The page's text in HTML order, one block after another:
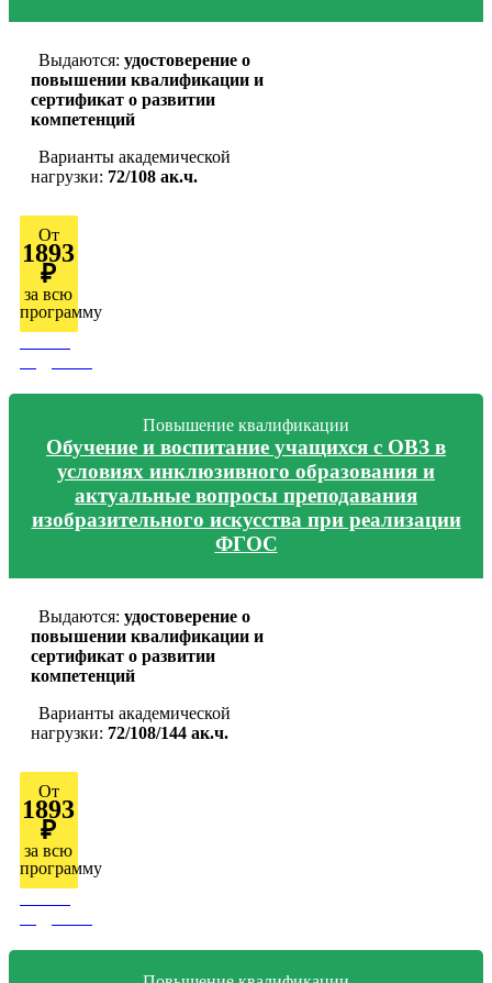
Выдаются: удостоверение о
повышении квалификации и
сертификат о развитии
компетенций
Варианты академической
нагрузки: 72/108 ак.ч.
От
1893
₽
за всю
программу
Повышение квалификации
Обучение и воспитание учащихся с ОВЗ в
условиях инклюзивного образования и
актуальные вопросы преподавания
изобразительного искусства при реализации
ФГОС
Выдаются: удостоверение о
повышении квалификации и
сертификат о развитии
компетенций
Варианты академической
нагрузки: 72/108/144 ак.ч.
От
1893
₽
за всю
программу